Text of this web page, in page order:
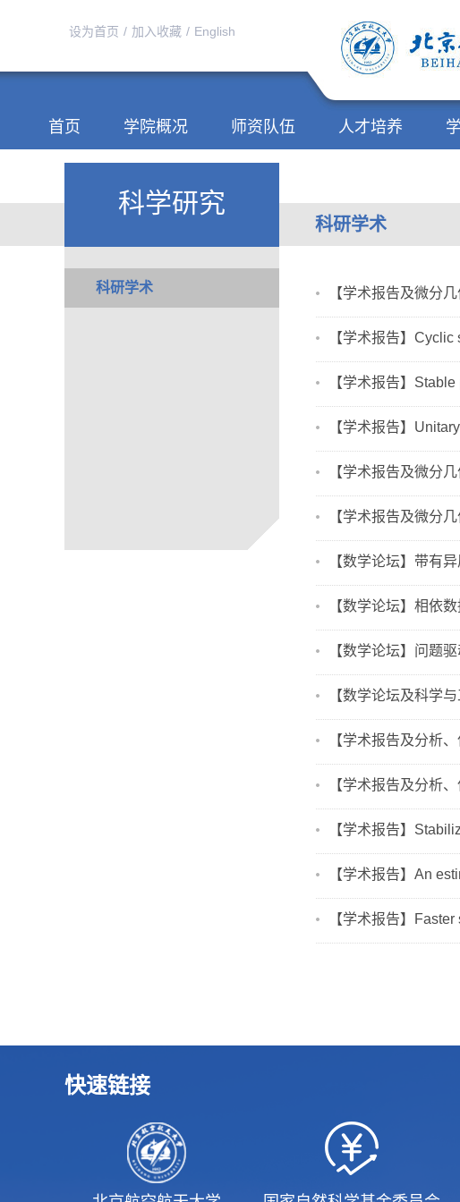
设为首页 / 加入收藏 / English
首页 学院概况 师资队伍 人才培养
科学研究
科研学术
科研学术 【学术报告及微分
【学术报告】
【学术报告】
【学术报告】
【学术报告及微分
【学术报告及微分
【数学论坛】带有
【数学论坛】相依
【数学论坛】问题
【数学论坛及科学
【学术报告及分析
【学术报告及分析
【学术报告】
【学术报告】An
【学术报告】
快速链接